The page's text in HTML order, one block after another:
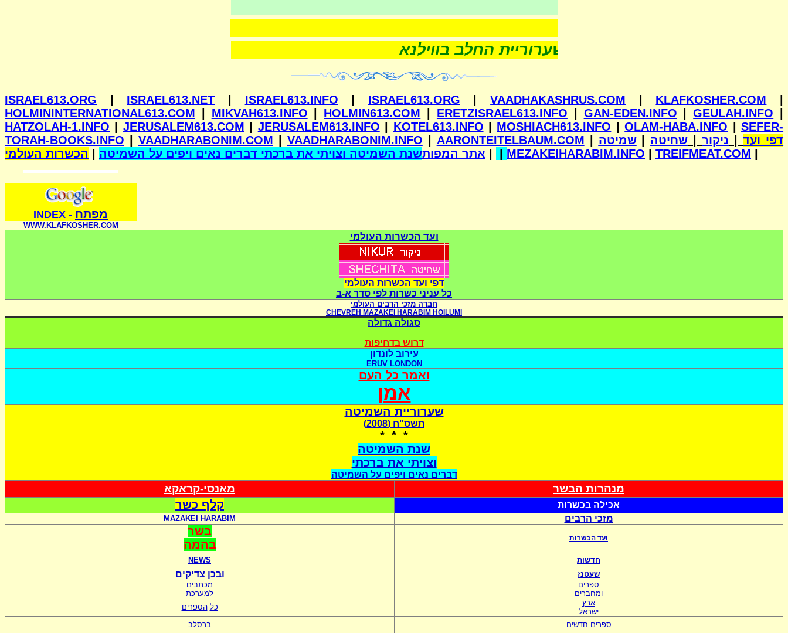
שערוריית החלב בווילנא
ISRAEL613.ORG ISRAEL613.NET ISRAEL613.INFO ISRAEL613.ORG |VAADHAKASHRUS.COM KLAFKOSHER.COM
HOLMININTERNATIONAL613.COM
MIKVAH613.INFO HOLMIN613.COM ERETZISRAEL613.INFO GAN-EDEN.INFO |GEULAH.INFO
HATZOLAH-1.INFO
JERUSALEM613.COM JERUSALEM613.INFO KOTEL613.INFO MOSHIACH613.INFO |OLAM-HABA.INFO |SEFER-
TORAH-BOOKS.INFO
VAADHARABONIM.COM VAADHARABONIM.INFO AARONTEITELBAUM.COM שמיטה| שחיטה |ניקור |דפי ועד
הכשרות העולמי
שנת השמיטה וצויתי את ברכתי דברים נאים ויפים על השמיטהאתר המפות MEZAKEIHARABIM.INFO TREIFMEAT.COM
מפתח -
INDEX
WWW.KLAFKOSHER.COM
ועד הכשרות העולמי
דפי ועד הכשרות העולמי
כל עניני כשרות לפי סדר א-ב
חברה מזכי הרבים העולמי
CHEVREH MAZAKEI HARABIM HOILUMI
סגולה גדולה
דרוש בדחיפות
עירוב לונדון
ERUV LONDON
ואמר כל העם
אמן
שערוריית השמיטה
תשס"ח (2008)
* * *
שנת השמיטה
וצויתי את ברכתי
דברים נאים ויפים על השמיטה
מאנסי-קראקא מנהרות הבשר
קלף כשר אכילה בכשרות
MAZAKEI HARABIM מזכי הרבים
בשר
בהמה
ועד הכשרות
NEWS חדשות
ובכן צדיקים
שעטנז
מכתבים
למערכת
ספרים
ומחברים
כל הספרים
ארץ
ישראל
ברסלב
ספרים חדשים